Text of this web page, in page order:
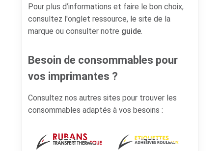
Pour plus d’informations et faire le bon choix,
consultez l'onglet ressource, le site de la
marque ou consulter notre guide.
Besoin de consommables pour
vos imprimantes ?
Consultez nos autres sites pour trouver les
consommables adaptés à vos besoins :